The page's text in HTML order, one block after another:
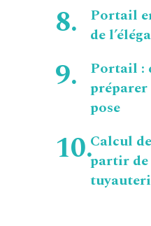
Portail
de
Portail :
pose
Calcul
partir de